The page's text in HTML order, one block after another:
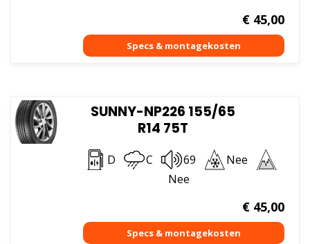
€45,00
SUNNY-NP226 155/65
R14 75T
D C 69
Nee
Nee
€45,00